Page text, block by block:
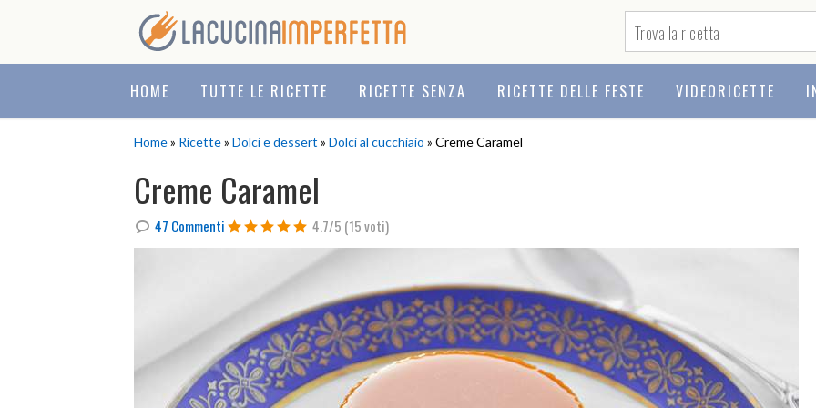
Skip
to
primary
navigation
Skip
to
main
content
Skip
to
primary
sidebar
HOME TUTTE LE RICETTE RICETTE SENZA RICETTE DELLE FESTE VIDEORICETTE
Home» Ricette» Dolci e dessert » Dolci al cucchiaio » Creme Caramel
Creme Caramel
47 Commenti 4.7/5 (15 voti)